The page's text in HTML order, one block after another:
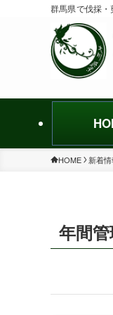
群馬県で伐採
HOME 新着情
年間